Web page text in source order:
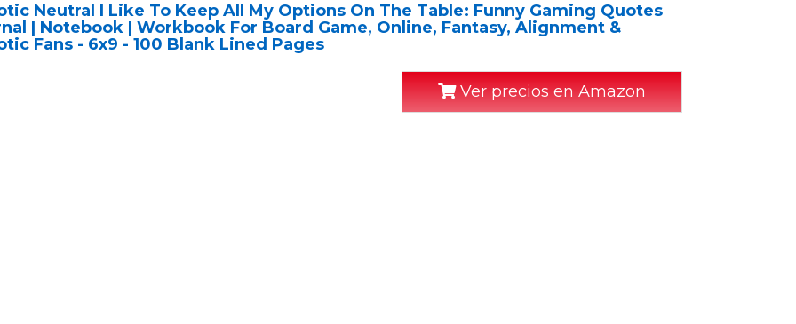
Neutral I Like To Keep All My Options On The Table: Funny Gaming Quotes
| Notebook | Workbook For Board Game, Online, Fantasy, Alignment &
Fans - 6x9 - 100 Blank Lined Pages
Ver precios en Amazon